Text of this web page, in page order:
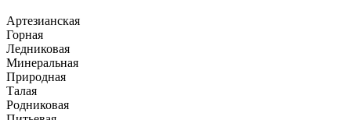
Артезианская
Горная
Ледниковая
Минеральная
Природная
Талая
Родниковая